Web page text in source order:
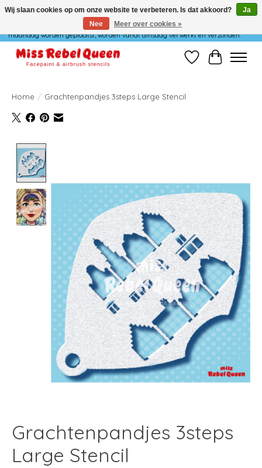
Wij verzenden niet op maandag. Bestellingen die in het weekend of op
maandag worden geplaatst, worden vanaf dinsdag verwerkt en verzonden.
Verlanglijst
Home / Grachtenpandjes 3steps Large Stencil
Grachtenpandjes 3steps
Large Stencil
Wij slaan cookies op om onze website te verbeteren. Is dat akkoord?
Ja
Nee
Meer over cookies »